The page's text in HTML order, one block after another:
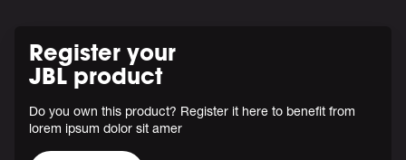
Register your
JBL product
Do you own this product? Register it here to benefit from
lorem ipsum dolor sit amer